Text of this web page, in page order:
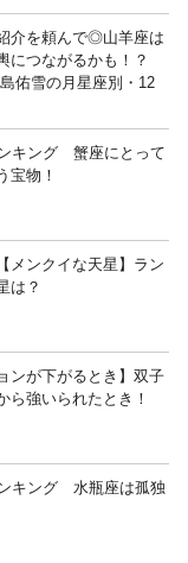
介を頼んで◎山羊座は
につながるかも！？
佑雪の月星座別・12
キング 蟹座にとって
宝物！
メンクイな天星】ラン
は？
ンが下がるとき】双子
ら強いられたとき！
キング 水瓶座は孤独